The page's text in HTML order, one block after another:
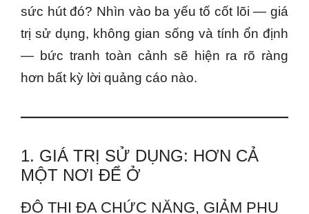
sức hút đó? Nhìn vào ba yếu tố cốt lõi — giá
trị sử dụng, không gian sống và tính ổn định
— bức tranh toàn cảnh sẽ hiện ra rõ ràng
hơn bất kỳ lời quảng cáo nào.
1. GIÁ TRỊ SỬ DỤNG: HƠN CẢ
MỘT NƠI ĐỂ Ở
ĐÔ THỊ ĐA CHỨC NĂNG, GIẢM PHỤ